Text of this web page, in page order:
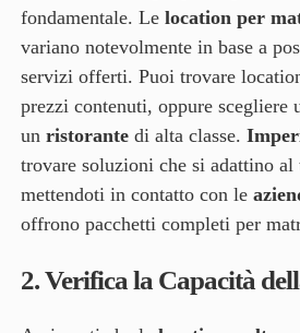
fondamentale. Le location per
variano notevolmente in base a
servizi offerti. Puoi trovare
prezzi contenuti, oppure scegliere
un ristorantedi alta classe.
trovare soluzioni che si adattino al
mettendoti in contatto con le
offrono pacchetti completi per
2.Verifica la Capacità